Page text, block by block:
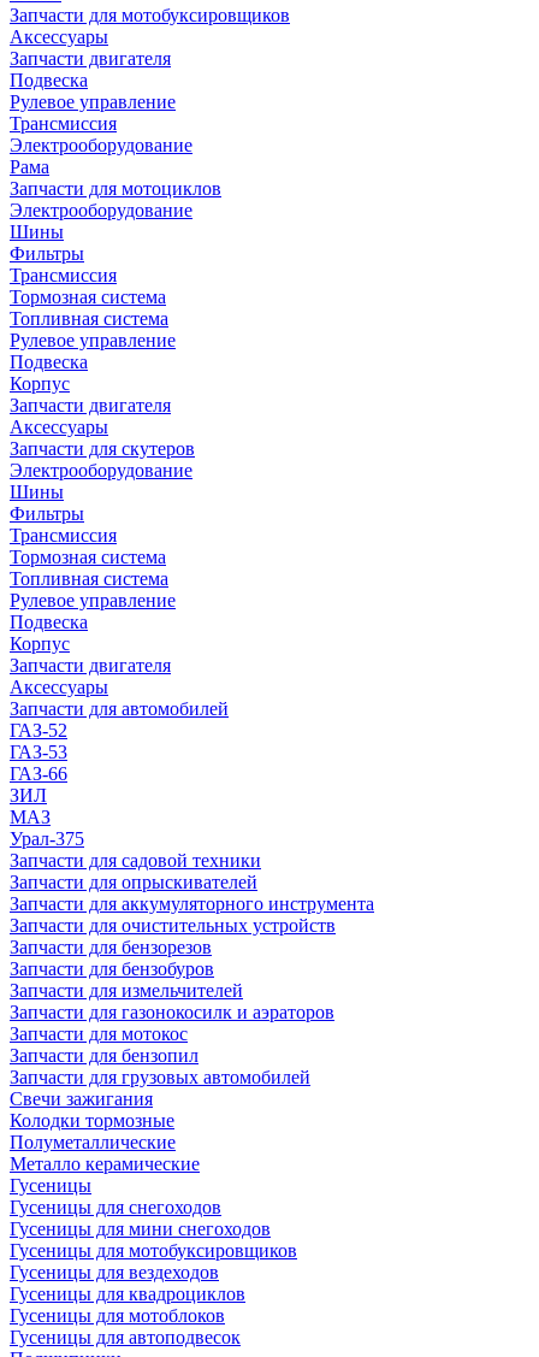
Запчасти для мотобуксировщиков
Аксессуары
Запчасти двигателя
Подвеска
Рулевое управление
Трансмиссия
Электрооборудование
Рама
Запчасти для мотоциклов
Электрооборудование
Шины
Фильтры
Трансмиссия
Тормозная система
Топливная система
Рулевое управление
Подвеска
Корпус
Запчасти двигателя
Аксессуары
Запчасти для скутеров
Электрооборудование
Шины
Фильтры
Трансмиссия
Тормозная система
Топливная система
Рулевое управление
Подвеска
Корпус
Запчасти двигателя
Аксессуары
Запчасти для автомобилей
ГАЗ-52
ГАЗ-53
ГАЗ-66
ЗИЛ
МАЗ
Урал-375
Запчасти для садовой техники
Запчасти для опрыскивателей
Запчасти для аккумуляторного инструмента
Запчасти для очистительных устройств
Запчасти для бензорезов
Запчасти для бензобуров
Запчасти для измельчителей
Запчасти для газонокосилк и аэраторов
Запчасти для мотокос
Запчасти для бензопил
Запчасти для грузовых автомобилей
Свечи зажигания
Колодки тормозные
Полуметаллические
Металло керамические
Гусеницы
Гусеницы для снегоходов
Гусеницы для мини снегоходов
Гусеницы для мотобуксировщиков
Гусеницы для вездеходов
Гусеницы для квадроциклов
Гусеницы для мотоблоков
Гусеницы для автоподвесок